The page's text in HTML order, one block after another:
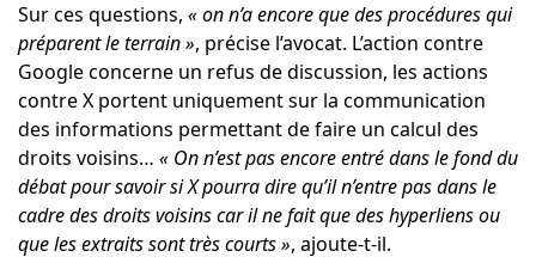
Sur ces questions, « on n’a encore que des procédures qui
préparent le terrain », précise l’avocat. L’action contre
Google concerne un refus de discussion, les actions
contre X portent uniquement sur la communication
des informations permettant de faire un calcul des
droits voisins… « On n’est pas encore entré dans le fond du
débat pour savoir si X pourra dire qu’il n’entre pas dans le
cadre des droits voisins car il ne fait que des hyperliens ou
que les extraits sont très courts », ajoute-t-il.